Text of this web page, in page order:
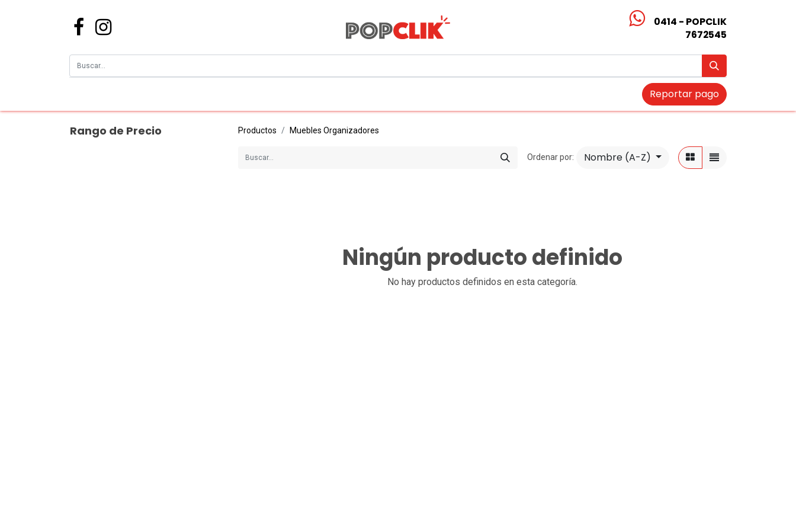
0414 - POPCLIK
7672545
Reportar pago
Rango de Precio Productos Muebles Organizadores
Ordenar por: Nombre (A-Z)
Ningún producto definido
No hay productos definidos en esta categoría.